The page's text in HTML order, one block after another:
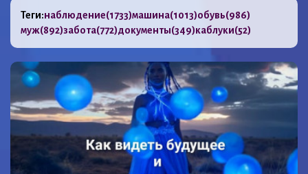
Теги:наблюдение(1733)машина(1013)обувь(986)
муж(892)забота(772)документы(349)каблуки(52)